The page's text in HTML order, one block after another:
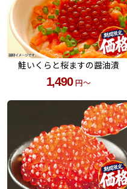
鮭いくらと桜ますの醤油漬
1,490円～